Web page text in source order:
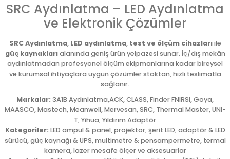
SRC Aydınlatma – LED Aydınlatma
ve Elektronik Çözümler
SRC Aydınlatma, LED aydınlatma, test ve ölçüm cihazlarıile
güç kaynaklarıalanında geniş ürün yelpazesi sunar. İç/dış mekân
aydınlatmadan profesyonel ölçüm ekipmanlarına kadar bireysel
ve kurumsal ihtiyaçlara uygun çözümler stoktan, hızlı teslimatla
sağlanır.
Markalar: 3A1B Aydınlatma,ACK, CLASS, Finder FNIRSI, Goya,
MAASCO, Mastech, Meanwell, Mervesan, SRC, Thermal Master, UNI-
T, Yihua, Yıldırım Adaptör
Kategoriler: LED ampul & panel, projektör, şerit LED, adaptör & LED
sürücü, güç kaynağı & UPS, multimetre & pensampermetre, termal
kamera, lazer mesafe ölçer ve aksesuarlar